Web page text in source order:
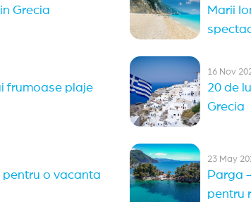
Grecia
Marii
frumoase plaje
16 Nov
20 de
Grecia
o vacanta
23 May
Parga
pentru